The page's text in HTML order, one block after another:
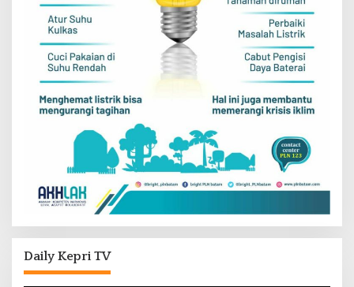
Daily Kepri TV